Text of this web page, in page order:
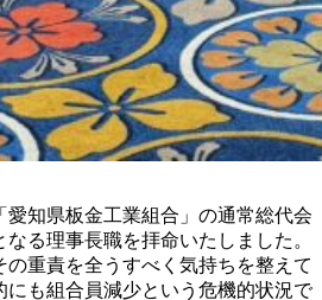
知県板金工業組合」の通常総代会
る理事長職を拝命いたしました。
重責を全うすべく気持ちを整えて
にも組合員減少という危機的状況で